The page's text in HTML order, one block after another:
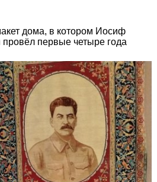
дома, в котором Иосиф
первые четыре года